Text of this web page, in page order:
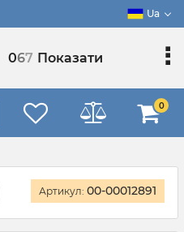
Ua
067 Показати
0
Артикул: 00-00012891